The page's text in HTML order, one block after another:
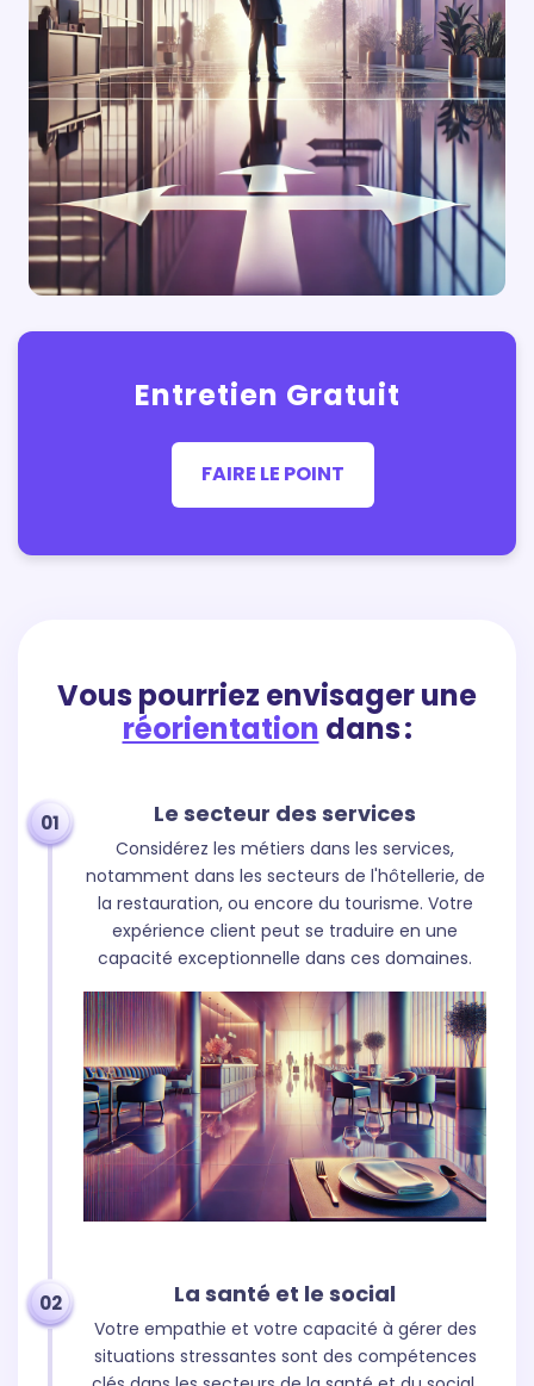
Entretien Gratuit
FAIRE LE POINT
Vous pourriez envisager une
réorientation dans :
Le secteur des services
Considérez les métiers dans les services,
notamment dans les secteurs de l'hôtellerie, de
la restauration, ou encore du tourisme. Votre
expérience client peut se traduire en une
capacité exceptionnelle dans ces domaines.
01
La santé et le social
Votre empathie et votre capacité à gérer des
situations stressantes sont des compétences
02